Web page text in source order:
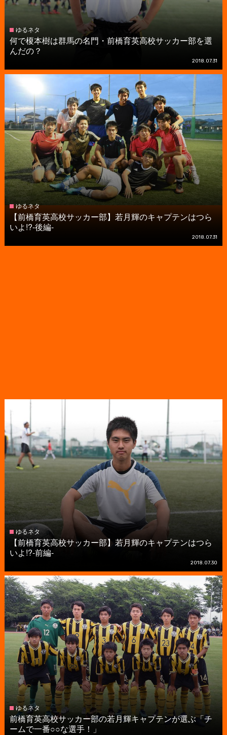
ゆるネタ
何で榎本樹は群馬の名門・前橋育英高校サッカー部を選
んだの？
2018.07.31
ゆるネタ
【前橋育英高校サッカー部】若月輝のキャプテンはつら
いよ!?-後編-
2018.07.31
ゆるネタ
【前橋育英高校サッカー部】若月輝のキャプテンはつら
いよ!?-前編-
2018.07.30
ゆるネタ
前橋育英高校サッカー部の若月輝キャプテンが選ぶ「チ
ームで一番○○な選手！」